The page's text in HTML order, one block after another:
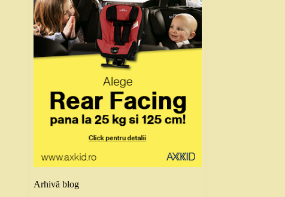
Arhivă blog